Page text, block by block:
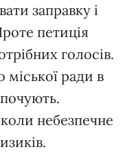
заправку і
петиція
голосів.
ради в
небезпечне